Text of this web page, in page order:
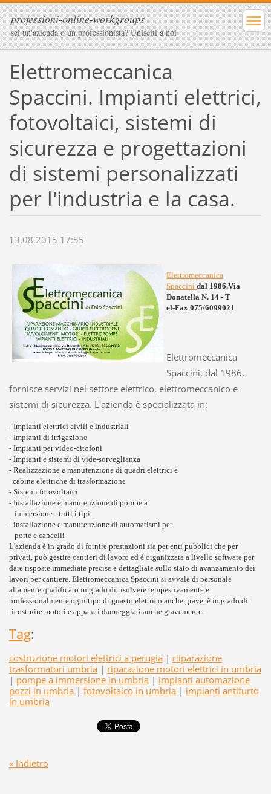
professioni-online-workgroups
sei un'azienda o un professionista? Unisciti a noi
Elettromeccanica
Spaccini. Impianti elettrici,
fotovoltaici, sistemi di
sicurezza e progettazioni
di sistemi personalizzati
per l'industria e la casa.
13.08.2015 17:55
Elettromeccanica
Spaccini dal 1986.Via
Donatella N. 14 - T
el-Fax 075/6099021
Elettromeccanica
Spaccini, dal 1986,
fornisce servizi nel settore elettrico, elettromeccanico e
sistemi di sicurezza. L'azienda è specializzata in:
- Impianti elettrici civili e industriali
- Impianti di irrigazione
- Impianti per video-citofoni
- Impianti e sistemi di vide-sorveglianza
- Realizzazione e manutenzione di quadri elettrici e
cabine elettriche di trasformazione
- Sistemi fotovoltaici
- Installazione e manutenzione di pompe a
immersione - tutti i tipi
- installazione e manutenzione di automatismi per
porte e cancelli
L'azienda è in grado di fornire prestazioni sia per enti pubblici che per
privati, può gestire cantieri di lavoro ed è organizzata a livello software per
dare risposte immediate precise e dettagliate sullo stato di avanzamento dei
lavori per cantiere. Elettromeccanica Spaccini si avvale di personale
altamente qualificato in grado di risolvere tempestivamente e
professionalmente ogni tipo di guasto elettrico anche grave, è in grado di
ricostruire motori e apparati danneggiati anche gravemente.
Tag:
costruzione motori elettrici a perugia | riiparazione
trasformatori umbria | riparazione motori elettrici in umbria
| pompe a immersione in umbria | impianti automazione
pozzi in umbria | fotovoltaico in umbria | impianti antifurto
in umbria
« Indietro